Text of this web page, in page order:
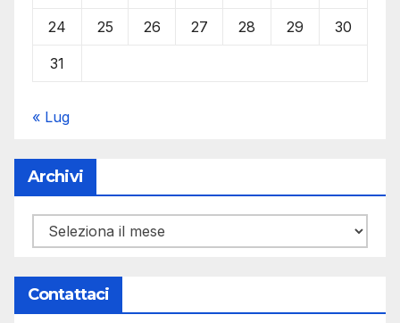
24 25 26 27 28 29 30
31
« Lug
Archivi
Archivi
Contattaci